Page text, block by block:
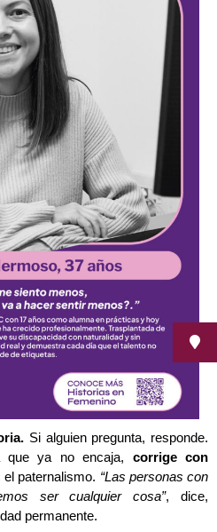
Si alguien pregunta, responde.
que ya no encaja, corrige con
paternalismo. “Las personas con
ser cualquier cosa”, dice,
permanente.